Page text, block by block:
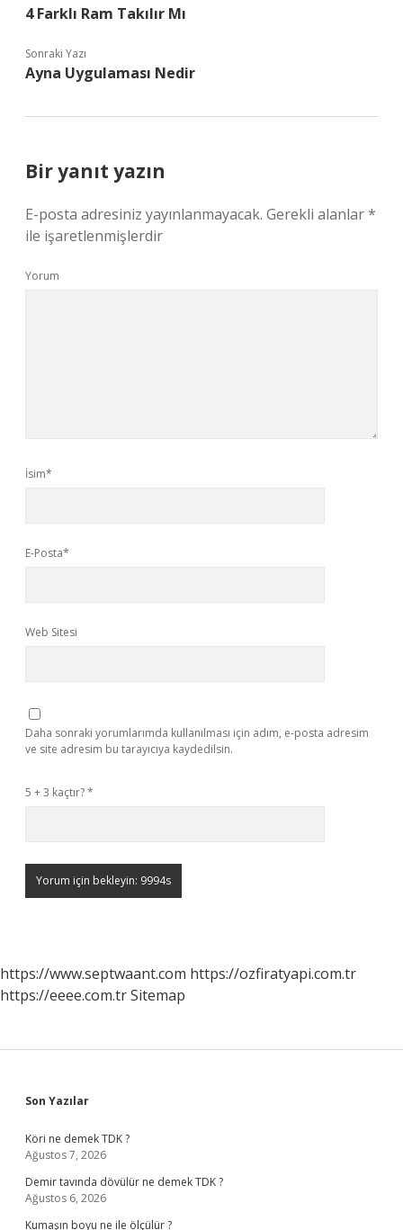
4 Farklı Ram Takılır Mı
Sonraki Yazı
Ayna Uygulaması Nedir
Bir yanıt yazın
E-posta adresiniz yayınlanmayacak. Gerekli alanlar*
ile işaretlenmişlerdir
Yorum
İsim*
E-Posta*
Web Sitesi
Daha sonraki yorumlarımda kullanılması için adım, e-posta adresim
ve site adresim bu tarayıcıya kaydedilsin.
5 + 3 kaçtır?*
https://www.septwaant.com https://ozfiratyapi.com.tr
https://eeee.com.trSitemap
Sidebar
Son Yazılar
Köri ne demek TDK ?
Ağustos 7, 2026
Demir tavında dövülür ne demek TDK ?
Ağustos 6, 2026
Kumaşın boyu ne ile ölçülür ?